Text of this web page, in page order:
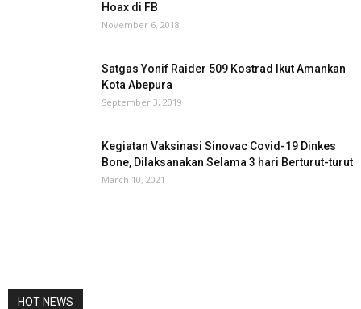
Hoax di FB
November 6, 2018
Satgas Yonif Raider 509 Kostrad Ikut Amankan
Kota Abepura
September 3, 2019
Kegiatan Vaksinasi Sinovac Covid-19 Dinkes
Bone, Dilaksanakan Selama 3 hari Berturut-turut
March 10, 2021
HOT NEWS